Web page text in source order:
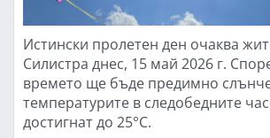
Истински пролетен ден очаква
Силистра днес, 15 май 2026 г.
времето ще бъде предимно
температурите в следобедните
достигнат до 25°C.